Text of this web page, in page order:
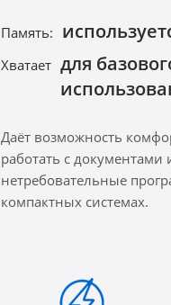
Память:
Хватает для
Даёт возможность
работать с документами
нетребовательные
компактных системах.